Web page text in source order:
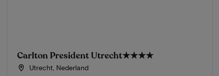
Carlton President Utrecht★★★★
Utrecht, Nederland